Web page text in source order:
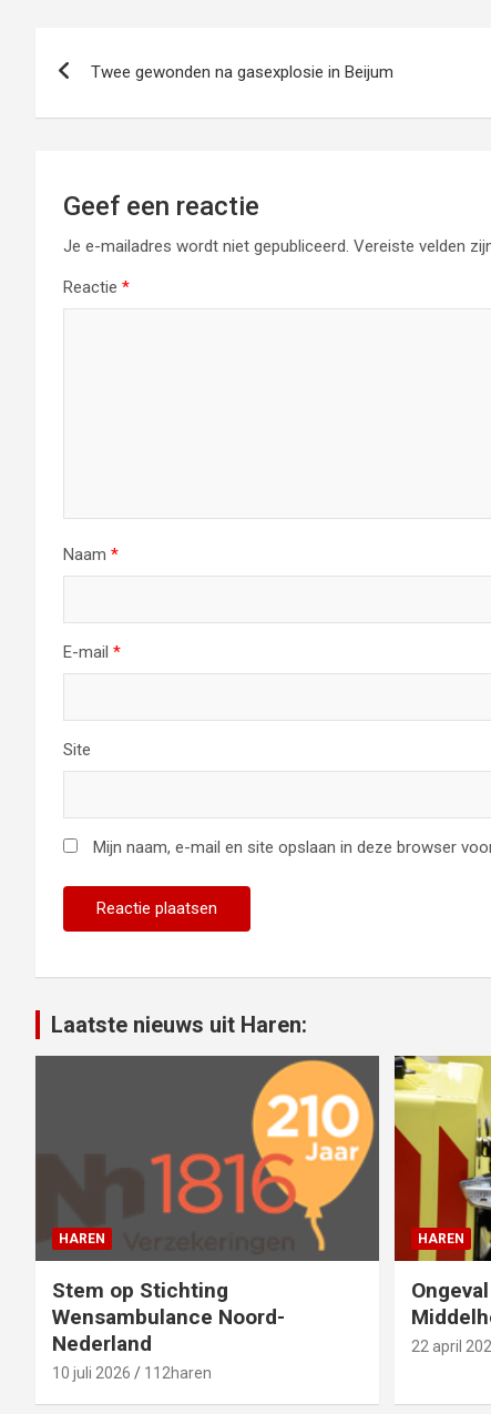
navigatie
Twee gewonden na gasexplosie in Beijum
Geef een reactie
Je e-mailadres wordt niet gepubliceerd. Vereiste velden
Reactie *
Naam *
E-mail *
Site
Mijn naam, e-mail en site opslaan in deze browser
Laatste nieuws uit Haren:
HAREN
Stem op Stichting
Wensambulance Noord-
Nederland
10 juli 2026 112haren
HAREN
22 april